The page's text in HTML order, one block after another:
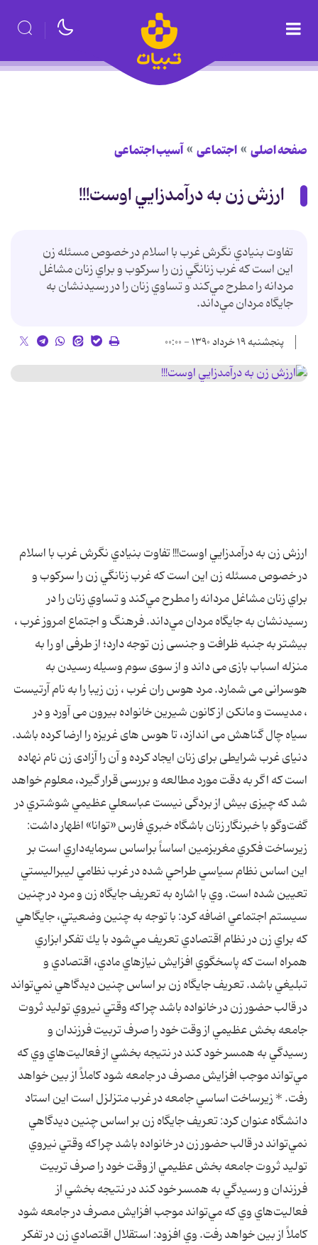
صفحه اصلی اجتماعی آسیب اجتماعی
ارزش زن به درآمدزايي اوست!!!
تفاوت بنيادي نگرش غرب با اسلام در خصوص مسئله زن
اين است كه غرب زنانگي زن را سركوب و براي زنان مشاغل
مردانه را مطرح مي‌كند و تساوي زنان را در رسيدنشان به
جايگاه مردان مي‌داند.
پنجشنبه ۱۹ خرداد ۱۳۹۰ - ۰۰:۰۰
ارزش زن به درآمدزايي اوست!!! تفاوت بنيادي نگرش غرب با اسلام
در خصوص مسئله زن اين است كه غرب زنانگي زن را سركوب و
براي زنان مشاغل مردانه را مطرح مي‌كند و تساوي زنان را در
رسيدنشان به جايگاه مردان مي‌داند. فرهنگ و اجتماع امروز غرب ،
بيشتر به جنبه ظرافت و جنسى زن توجه دارد؛ از طرفى او را به
منزله اسباب بازى مى داند و از سوى سوم وسيله رسيدن به
هوسرانى مى شمارد. مرد هوس ران غرب ، زن زيبا را به نام آرتيست
، مديست و مانكن از كانون شيرين خانواده بيرون مى آورد و در
سياه چال گناهش مى اندازد، تا هوس هاى غريزه را ارضا كرده باشد.
دنياى غرب شرايطى براى زنان ايجاد كرده و آن را آزادى زن نام نهاده
است كه اگر به دقت مورد مطالعه و بررسى قرار گيرد، معلوم خواهد
شد كه چيزى بيش از بردگى نيست عباس‎علي عظيمي شوشتري در
گفت‌وگو با خبرنگار زنان باشگاه خبري فارس «توانا» اظهار داشت:
زيرساخت فكري مغرب‎زمين اساساً‌ براساس سرمايه‌داري است بر
اين اساس نظام سياسي طراحي شده در غرب نظامي ليبراليستي
تعيين شده است. وي با اشاره به تعريف جايگاه زن و مرد در چنين
سيستم اجتماعي اضافه كرد: با توجه به چنين وضعيتي، جايگاهي
كه براي زن در نظام اقتصادي تعريف مي‌شود با يك تفكر ابزاري
همراه است كه پاسخگوي افزايش نيازهاي مادي، اقتصادي و
تبليغي باشد. تعريف جايگاه زن بر اساس چنين ديدگاهي نمي‌تواند
در قالب حضور زن در خانواده باشد چراكه وقتي نيروي توليد ثروت
جامعه بخش عظيمي از وقت خود را صرف تربيت فرزندان و
رسيدگي به همسر خود كند در نتيجه بخشي از فعاليت‌هاي وي كه
مي‌تواند موجب افزايش مصرف در جامعه شود كاملاً از بين خواهد
رفت. * زيرساخت اساسي جامعه در غرب متزلزل است اين استاد
دانشگاه عنوان كرد: تعريف جايگاه زن بر اساس چنين ديدگاهي
نمي‌تواند در قالب حضور زن در خانواده باشد چراكه وقتي نيروي
توليد ثروت جامعه بخش عظيمي از وقت خود را صرف تربيت
فرزندان و رسيدگي به همسر خود كند در نتيجه بخشي از
فعاليت‌هاي وي كه مي‌تواند موجب افزايش مصرف در جامعه شود
كاملاً از بين خواهد رفت. وي افزود: استقلال اقتصادي زن در تفكر